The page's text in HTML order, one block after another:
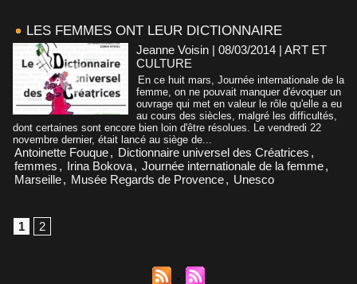
LES FEMMES ONT LEUR DICTIONNAIRE
Jeanne Voisin | 08/03/2014 | ART ET
CULTURE
En ce huit mars, Journée internationale de la
femme, on ne pouvait manquer d'évoquer un
ouvrage qui met en valeur le rôle qu'elle a eu
au cours des siècles, malgré les difficultés,
dont certaines sont encore bien loin d'être résolues. Le vendredi 22
novembre dernier, était lancé au siège de...
Antoinette Fouque, Dictionnaire universel des Créatrices ,
femmes , Irina Bokova, Journée internationale de la femme,
Marseille, Musée Regards de Provence­, Unesco
1 2